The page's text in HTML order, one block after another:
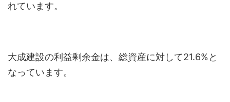
れています。
大成建設の利益剰余金は、総資産に対して21.6%と
なっています。